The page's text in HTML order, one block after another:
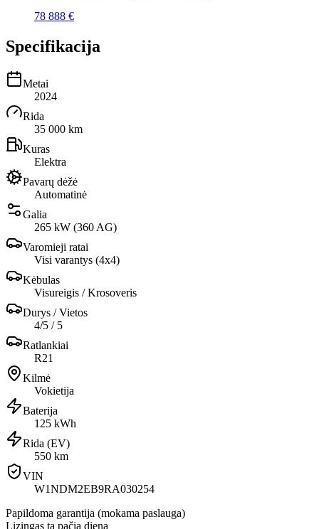
78 888 €
Specifikacija
Metai
2024
Rida
35 000 km
Kuras
Elektra
Pavarų dėžė
Automatinė
Galia
265 kW (360 AG)
Varomieji ratai
Visi varantys (4х4)
Kėbulas
Visureigis / Krosoveris
Durys / Vietos
4/5 / 5
Ratlankiai
R21
Kilmė
Vokietija
Baterija
125 kWh
Rida (EV)
550 km
VIN
W1NDM2EB9RA030254
Papildoma garantija (mokama paslauga)
Lizingas tą pačią dieną